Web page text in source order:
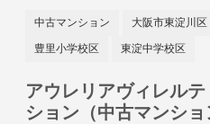
中古マンション 大阪市東淀川区
豊里小学校区 東淀中学校区
アウレリアヴィレル
ション（中古マンシ